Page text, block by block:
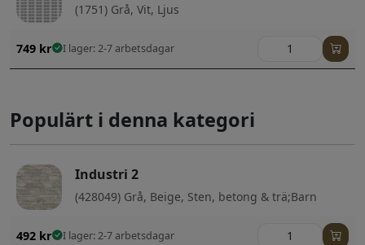
(1751) Grå, Vit, Ljus
749 kr I lager: 2-7 arbetsdagar
Populärt i denna kategori
Industri 2
(428049) Grå, Beige, Sten, betong & trä;Barn
492 kr I lager: 2-7 arbetsdagar